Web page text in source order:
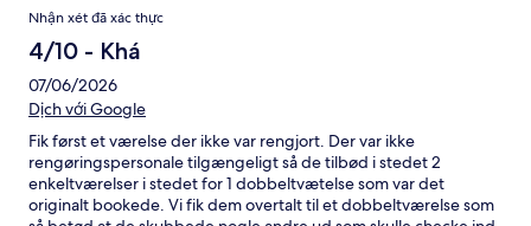
Nhận xét đã xác thực
4/10 - Khá
07/06/2026
Dịch với Google
Fik først et værelse der ikke var rengjort. Der var ikke
rengøringspersonale tilgængeligt så de tilbød i stedet 2
enkeltværelser i stedet for 1 dobbeltvætelse som var det
originalt bookede. Vi fik dem overtalt til et dobbeltværelse som